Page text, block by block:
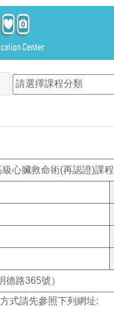
心臟救命術(再認證)課程
路365號）
式請先參照下列網址: